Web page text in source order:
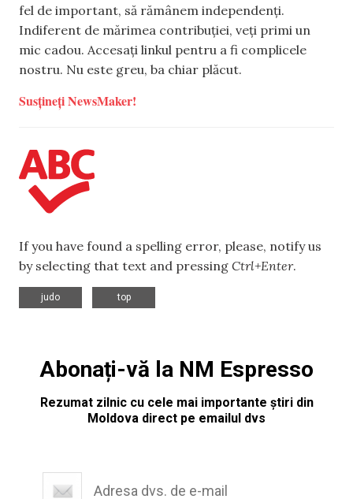
fel de important, să rămânem independenți.
Indiferent de mărimea contribuției, veți primi un
mic cadou. Accesați linkul pentru a fi complicele
nostru. Nu este greu, ba chiar plăcut.
Susțineți NewsMaker!
If you have found a spelling error, please, notify us
by selecting that text and pressing Ctrl+Enter.
judo
top
Abonați-vă la NM Espresso
Rezumat zilnic cu cele mai importante știri din
Moldova direct pe emailul dvs